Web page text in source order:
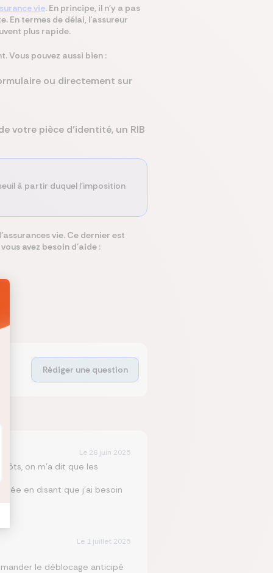
vie. En principe, il n'y a pas
termes de délai, l’assureur
plus rapide.
Vous pouvez aussi bien :
ou directement sur
votre pièce d’identité, un RIB
à partir duquel l'imposition
vie. Ce dernier est
avez besoin d’aide :
Rédiger une question
Le 26 juin 2025
on m’a dit que les
en disant que j’ai besoin
Le 1 juillet 2025
le déblocage anticipé